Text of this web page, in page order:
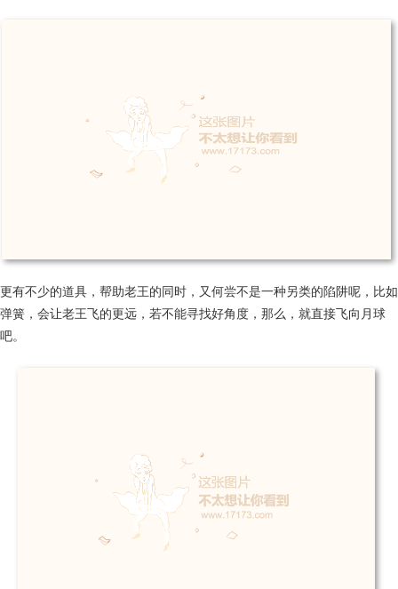
更有不少的道具，帮助老王的同时，又何尝不是一种另类的陷阱呢，比如
弹簧，会让老王飞的更远，若不能寻找好角度，那么，就直接飞向月球
吧。